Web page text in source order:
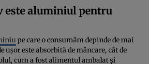
este aluminiul pentru
pe care o consumăm depinde de mai
ușor este absorbită de mâncare, cât de
cum a fost alimentul ambalat și